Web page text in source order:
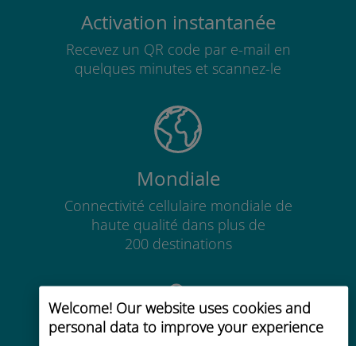
Welcome! Our website uses cookies and
personal data to improve your experience
Activation instantanée
Recevez un QR code par e-mail en
quelques minutes et scannez-le
Mondiale
Connectivité cellulaire mondiale de
haute qualité dans plus de
200 destinations